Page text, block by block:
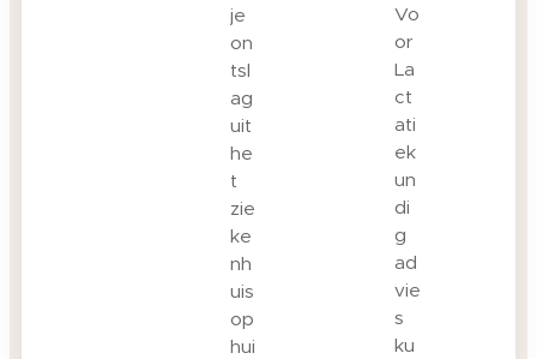
je
on
tsl
ag
uit
he
t
zie
ke
nh
uis
op
hui
Vo
or
La
ct
ati
ek
un
di
g
ad
vie
s
ku